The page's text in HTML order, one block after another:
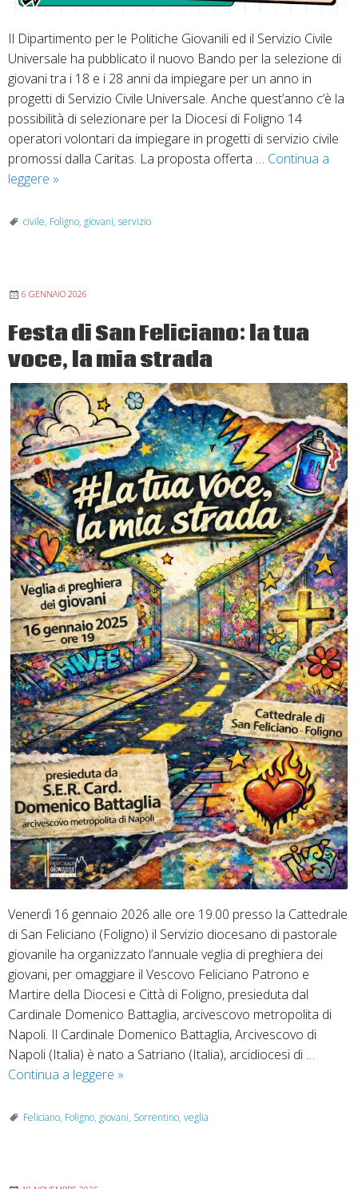
Il Dipartimento per le Politiche Giovanili ed il Servizio Civile
Universale ha pubblicato il nuovo Bando per la selezione di
giovani tra i 18 e i 28 anni da impiegare per un anno in
progetti di Servizio Civile Universale. Anche quest’anno c’è la
possibilità di selezionare per la Diocesi di Foligno 14
operatori volontari da impiegare in progetti di servizio civile
promossi dalla Caritas. La proposta offerta … Continua a
leggere Nuovo
per
nella
di
Foligno
»
civile, Foligno, giovani, servizio
6 GENNAIO 2026
Festa di San Feliciano: la tua
voce, la mia strada
Venerdì 16 gennaio 2026 alle ore 19.00 presso la Cattedrale
di San Feliciano (Foligno) il Servizio diocesano di pastorale
giovanile ha organizzato l’annuale veglia di preghiera dei
giovani, per omaggiare il Vescovo Feliciano Patrono e
Martire della Diocesi e Città di Foligno, presieduta dal
Cardinale Domenico Battaglia, arcivescovo metropolita di
Napoli. Il Cardinale Domenico Battaglia, Arcivescovo di
Napoli (Italia) è nato a Satriano (Italia), arcidiocesi di …
Continua a leggere Festa
San
»
Feliciano, Foligno, giovani, Sorrentino, veglia